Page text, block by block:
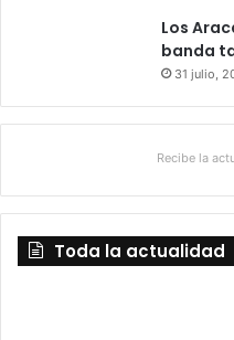
Los
banda
31 julio,
Recibe la
Toda la actualidad